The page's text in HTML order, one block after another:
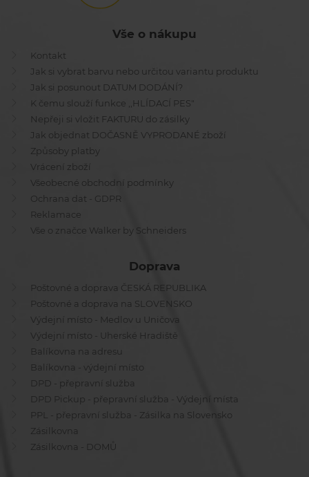
Vše o nákupu
Kontakt
Jak si vybrat barvu nebo určitou variantu produktu
Jak si posunout DATUM DODÁNÍ?
K čemu slouží funkce ,,HLÍDACÍ PES"
Nepřeji si vložit FAKTURU do zásilky
Jak objednat DOČASNĚ VYPRODANÉ zboží
Způsoby platby
Vrácení zboží
Všeobecné obchodní podmínky
Ochrana dat - GDPR
Reklamace
Vše o značce Walker by Schneiders
Doprava
Poštovné a doprava ČESKÁ REPUBLIKA
Poštovné a doprava na SLOVENSKO
Výdejní místo - Medlov u Uničova
Výdejní místo - Uherské Hradiště
Balíkovna na adresu
Balíkovna - výdejní místo
DPD - přepravní služba
DPD Pickup - přepravní služba - Výdejní místa
PPL - přepravní služba - Zásilka na Slovensko
Zásilkovna
Zásilkovna - DOMŮ